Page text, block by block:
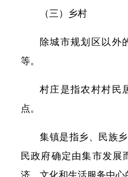
（三）乡村
除城市规划区以外
等。
村庄是指农村村民
点。
集镇是指乡、民族
民政府确定由集市发展
济、文化和生活服务中心